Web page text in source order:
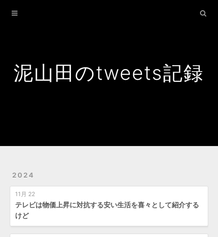
泥山田のtweets記録
2024
11月 22
テレビは物価上昇に対抗する安い生活を喜々として紹介する
けど
Home